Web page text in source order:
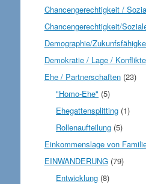
Chancengerechtigkeit /
Chancengerechtigkeit/
Demographie/
Demokratie / Lage / Konflikte
Ehe / Partnerschaften(23)
"Homo-Ehe" (5)
Ehegattensplitting (1)
Rollenaufteilung (5)
Einkommenslage von
EINWANDERUNG(79)
Entwicklung (8)